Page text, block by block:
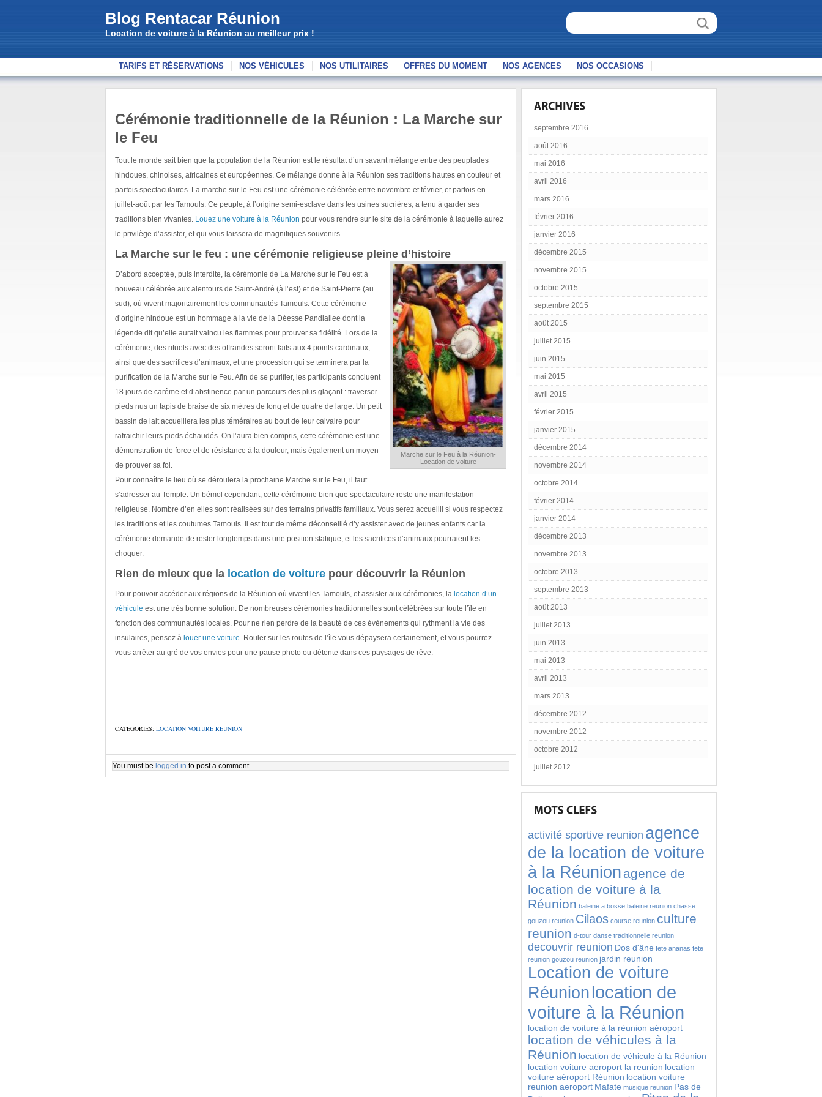
Blog Rentacar Réunion
Location de voiture à la Réunion au meilleur prix !
TARIFS ET RÉSERVATIONS NOS VÉHICULES NOS UTILITAIRES OFFRES DU MOMENT NOS AGENCES NOS OCCASIONS
Cérémonie traditionnelle de la Réunion : La Marche sur
le Feu
Tout le monde sait bien que la population de la Réunion est le résultat d’un savant mélange entre des peuplades
hindoues, chinoises, africaines et européennes. Ce mélange donne à la Réunion ses traditions hautes en couleur et
parfois spectaculaires. La marche sur le Feu est une cérémonie célébrée entre novembre et février, et parfois en
juillet-août par les Tamouls. Ce peuple, à l’origine semi-esclave dans les usines sucrières, a tenu à garder ses
traditions bien vivantes. Louez une voiture à la Réunion pour vous rendre sur le site de la cérémonie à laquelle aurez
le privilège d’assister, et qui vous laissera de magnifiques souvenirs.
La Marche sur le feu : une cérémonie religieuse pleine d’histoire
Marche sur le Feu à la Réunion-
Location de voiture
D’abord acceptée, puis interdite, la cérémonie de La Marche sur le Feu est à
nouveau célébrée aux alentours de Saint-André (à l’est) et de Saint-Pierre (au
sud), où vivent majoritairement les communautés Tamouls. Cette cérémonie
d’origine hindoue est un hommage à la vie de la Déesse Pandiallee dont la
légende dit qu’elle aurait vaincu les flammes pour prouver sa fidélité. Lors de la
cérémonie, des rituels avec des offrandes seront faits aux 4 points cardinaux,
ainsi que des sacrifices d’animaux, et une procession qui se terminera par la
purification de la Marche sur le Feu. Afin de se purifier, les participants concluent
18 jours de carême et d’abstinence par un parcours des plus glaçant : traverser
pieds nus un tapis de braise de six mètres de long et de quatre de large. Un petit
bassin de lait accueillera les plus téméraires au bout de leur calvaire pour
rafraichir leurs pieds échaudés. On l’aura bien compris, cette cérémonie est une
démonstration de force et de résistance à la douleur, mais également un moyen
de prouver sa foi.
Pour connaître le lieu où se déroulera la prochaine Marche sur le Feu, il faut
s’adresser au Temple. Un bémol cependant, cette cérémonie bien que spectaculaire reste une manifestation
religieuse. Nombre d’en elles sont réalisées sur des terrains privatifs familiaux. Vous serez accueilli si vous respectez
les traditions et les coutumes Tamouls. Il est tout de même déconseillé d’y assister avec de jeunes enfants car la
cérémonie demande de rester longtemps dans une position statique, et les sacrifices d’animaux pourraient les
choquer.
Rien de mieux que la location de voiture pour découvrir la Réunion
Pour pouvoir accéder aux régions de la Réunion où vivent les Tamouls, et assister aux cérémonies, la location d’un
véhicule est une très bonne solution. De nombreuses cérémonies traditionnelles sont célébrées sur toute l’île en
fonction des communautés locales. Pour ne rien perdre de la beauté de ces évènements qui rythment la vie des
insulaires, pensez à louer une voiture. Rouler sur les routes de l’île vous dépaysera certainement, et vous pourrez
vous arrêter au gré de vos envies pour une pause photo ou détente dans ces paysages de rêve.
CATEGORIES: LOCATION VOITURE REUNION
You must be logged in to post a comment.
septembre 2016
août 2016
mai 2016
avril 2016
mars 2016
février 2016
janvier 2016
décembre 2015
novembre 2015
octobre 2015
septembre 2015
août 2015
juillet 2015
juin 2015
mai 2015
avril 2015
février 2015
janvier 2015
décembre 2014
novembre 2014
octobre 2014
février 2014
janvier 2014
décembre 2013
novembre 2013
octobre 2013
septembre 2013
août 2013
juillet 2013
juin 2013
mai 2013
avril 2013
mars 2013
décembre 2012
novembre 2012
octobre 2012
juillet 2012
activité sportive reunion agence
de la location de voiture
à la Réunion agence de
location de voiture à la
Réunion baleine a bosse baleine reunion chasse
gouzou reunion Cilaos course reunion culture
reunion d-tour danse traditionnelle reunion
decouvrir reunion Dos d'âne fete ananas fete
reunion gouzou reunion jardin reunion
Location de voiture
Réunion location de
voiture à la Réunion
location de voiture à la réunion aéroport
location de véhicules à la
Réunion location de véhicule à la Réunion
location voiture aeroport la reunion location
voiture aéroport Réunion location voiture
reunion aeroport Mafate musique reunion Pas de